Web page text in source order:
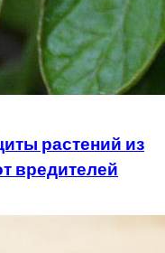
растений из
вредителей